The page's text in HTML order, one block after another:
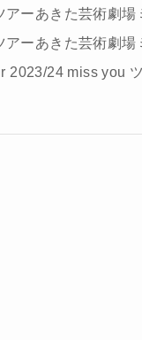
アーあきた芸術劇
アーあきた芸術劇
2023/24 miss you